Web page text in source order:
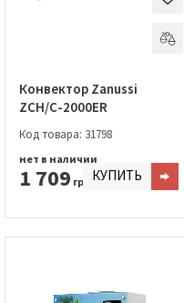
Конвектор Zanussi
ZCH/C-2000ER
Код товара: 31798
1 709 грн.
нет в наличии
КУПИТЬ